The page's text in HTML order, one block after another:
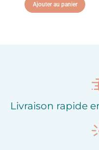
Ajouter au panier
Livraison rapide